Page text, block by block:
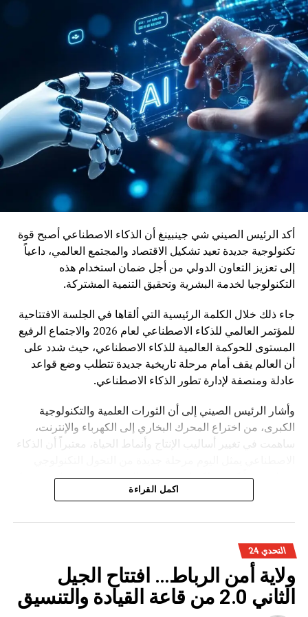
والقاطرات، حيث راكمت خبرة واسعة في تطوير حلول نقل
حديثة ومستدامة.
ويأتي إدماج قاطرات DO-70X ضمن رؤية المغرب الرامية إلى
بناء منظومة نقل سككي أكثر نجاعة واستدامة، بما يواكب
التحولات الاقتصادية ويعزز دور السكك الحديدية كرافعة للتنمية
وربط مختلف جهات المملكة
أكد الرئيس الصيني شي جينبينغ أن الذكاء الاصطناعي أصبح قوة
تكنولوجية جديدة تعيد تشكيل الاقتصاد والمجتمع العالمي، داعياً
إلى تعزيز التعاون الدولي من أجل ضمان استخدام هذه
التكنولوجيا لخدمة البشرية وتحقيق التنمية المشتركة.
جاء ذلك خلال الكلمة الرئيسية التي ألقاها في الجلسة الافتتاحية
للمؤتمر العالمي للذكاء الاصطناعي لعام 2026 والاجتماع الرفيع
المستوى للحوكمة العالمية للذكاء الاصطناعي، حيث شدد على
أن العالم يقف أمام مرحلة تاريخية جديدة تتطلب وضع قواعد
عادلة ومنصفة لإدارة تطور الذكاء الاصطناعي.
وأشار الرئيس الصيني إلى أن الثورات العلمية والتكنولوجية
الكبرى، من اختراع المحرك البخاري إلى الكهرباء والإنترنت،
ساهمت في تغيير أساليب الإنتاج وأنماط الحياة، معتبراً أن الذكاء
تحمل فرصاً كبيرة، لكنها تفرض في الوقت نفسه تحديات مرتبطة
وأوضح شي جينبينغ أن تطوير الذكاء الاصطناعي ينبغي أن يقوم
على أربعة مبادئ أساسية، تتمثل في الانفتاح والتعاون لتحقيق
التنمية المدفوعة بالابتكار، وتعزيز السلامة والرقابة لضمان
استخدام التكنولوجيا بشكل مسؤول، واحترام تنوع الحضارات
والثقافات، إضافة إلى تعزيز التضامن الدولي لبناء منظومة
عالمية للحوكمة.
اكمل القراءة
التحدي 24
ولاية أمن الرباط… افتتاح الجيل
الثاني 2.0 من قاعة القيادة والتنسيق